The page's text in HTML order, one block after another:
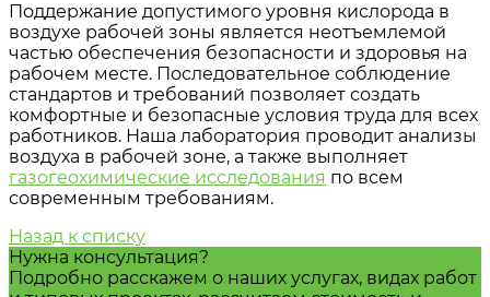
Поддержание допустимого уровня кислорода в
воздухе рабочей зоны является неотъемлемой
частью обеспечения безопасности и здоровья на
рабочем месте. Последовательное соблюдение
стандартов и требований позволяет создать
комфортные и безопасные условия труда для всех
работников. Наша лаборатория проводит анализы
воздуха в рабочей зоне, а также выполняет
газогеохимические исследования по всем
современным требованиям.
Назад к списку
Нужна консультация?
Подробно расскажем о наших услугах, видах работ